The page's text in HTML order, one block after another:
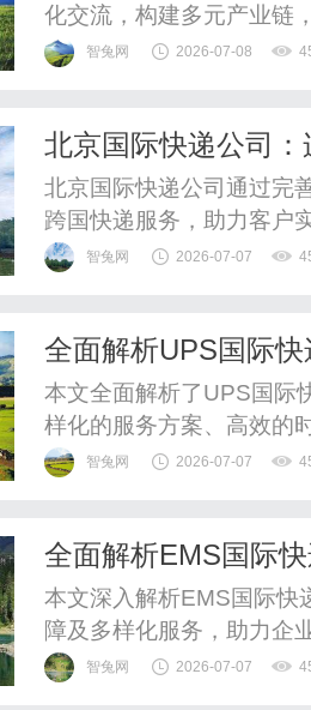
化交流，构建多元产业链
量。智兔网 2026-07-08
北京国际快递公司
北京国际快递公司通过完
跨国快递服务，助力客户
智兔网 2026-07-07
全面解析UPS国际
本文全面解析了UPS国际
样化的服务方案、高效的
全便捷的国际运输。
智兔网 2026-07-07
全面解析EMS国际
本文深入解析EMS国际快
障及多样化服务，助力企
智兔网 2026-07-07